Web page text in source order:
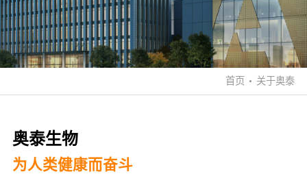
首页 • 关于奥泰
奥泰生物
为人类健康而奋斗